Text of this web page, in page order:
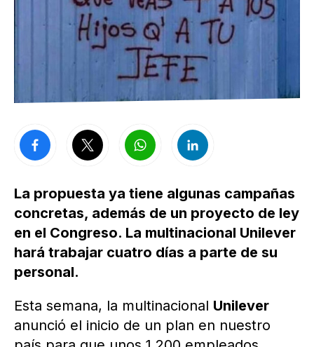
La propuesta ya tiene algunas campañas
concretas, además de un proyecto de ley
en el Congreso. La multinacional Unilever
hará trabajar cuatro días a parte de su
personal.
Esta semana, la multinacional Unilever
anunció el inicio de un plan en nuestro